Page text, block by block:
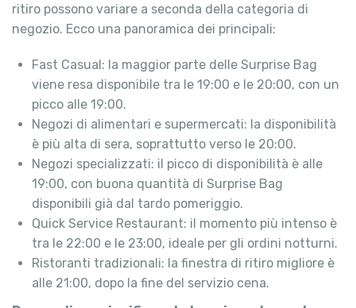
ritiro possono variare a seconda della categoria di
negozio. Ecco una panoramica dei principali:
Fast Casual: la maggior parte delle Surprise Bag
viene resa disponibile tra le 19:00 e le 20:00, con un
picco alle 19:00.
Negozi di alimentari e supermercati: la disponibilità
è più alta di sera, soprattutto verso le 20:00.
Negozi specializzati: il picco di disponibilità è alle
19:00, con buona quantità di Surprise Bag
disponibili già dal tardo pomeriggio.
Quick Service Restaurant: il momento più intenso è
tra le 22:00 e le 23:00, ideale per gli ordini notturni.
Ristoranti tradizionali: la finestra di ritiro migliore è
alle 21:00, dopo la fine del servizio cena.